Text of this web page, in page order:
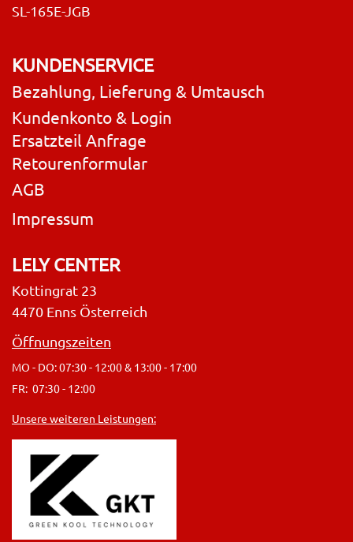
SL-165E-JGB
KUNDENSERVICE
Bezahlung, Lieferung & Umtausch
Kundenkonto & Login
Ersatzteil Anfrage
Retourenformular
AGB
Impressum
LELY CENTER
Kottingrat 23
4470 Enns Österreich
Öffnungszeiten
MO - DO: 07:30 - 12:00 & 13:00 - 17:00
FR: 07:30 - 12:00
Unsere weiteren Leistungen: